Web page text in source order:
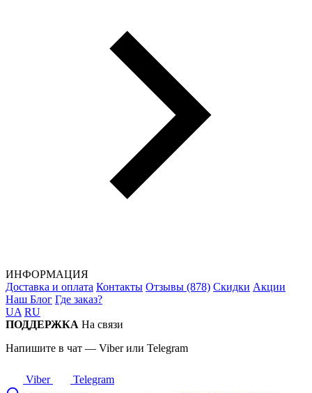
ИНФОРМАЦИЯ
Доставка и оплата Контакты Отзывы (878) Скидки Акции
Наш Блог Где заказ?
UA RU
ПОДДЕРЖКА На связи
Напишите в чат — Viber или Telegram
Viber
Telegram